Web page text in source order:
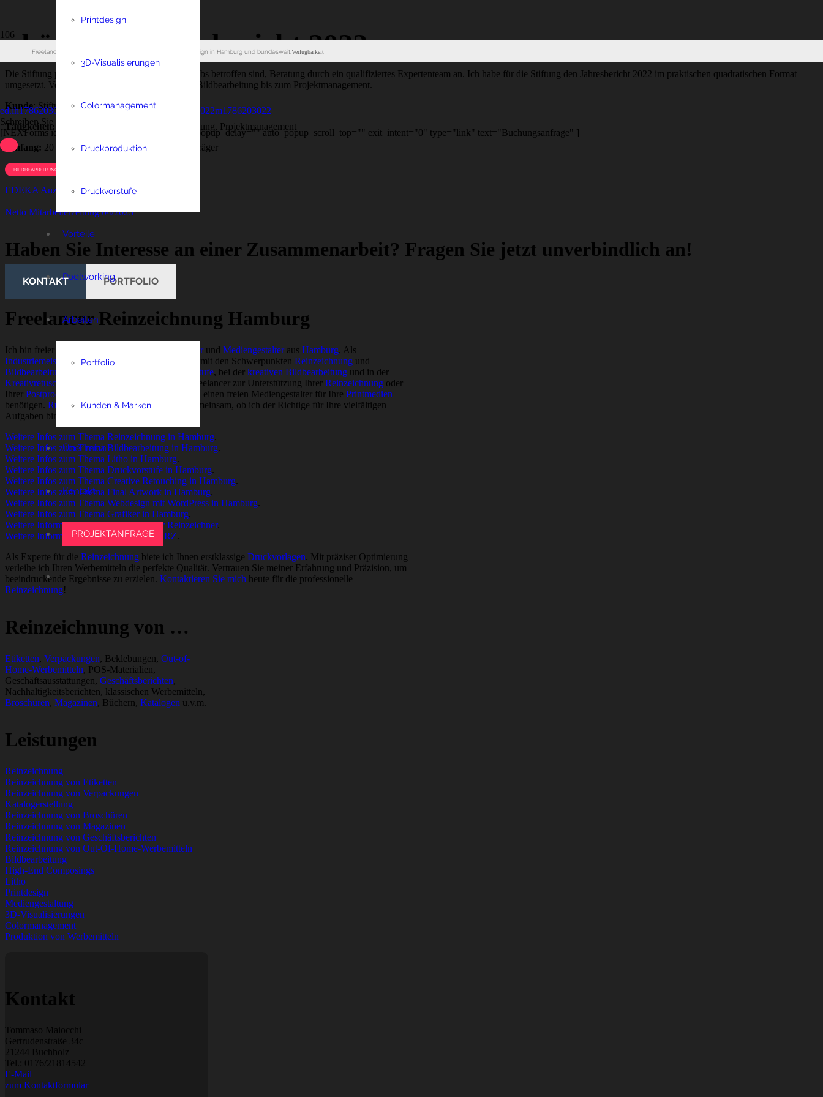
Freelancer für Reinzeichnung, Bildbearbeitung und Printdesign in Hamburg und bundesweit.Verfügbarkeit
Printdesign
3D-Visualisierungen
Colormanagement
Druckproduktion
Druckvorstufe
Vorteile
Poolworking
Arbeiten
Portfolio
Kunden & Marken
Über mich
Kontakt
PROJEKTANFRAGE
ed.ih1786203022 ccoia1786203022 m@nio 1786203022m1786203022
Schreiben Sie mir:
[NEXForms id="14" open_trigger="popup" auto_popup_delay="" auto_popup_scroll_top="" exit_intent="0" type="link" text="Buchungsanfrage" ]
phönikks Jahresbericht 2022
Die Stiftung phönikks bietet Familien, die von Krebs betroffen sind, Beratung durch ein qualifiziertes Expertenteam an. Ich habe für die Stiftung den Jahresbericht 2022 im praktischen quadratischen Format
umgesetzt. Vom Layout über Reinzeichnung und Bildbearbeitung bis zum Projektmanagement.
Kunde: Stiftung phönikks
Tätigkeiten: Layout, Reinzeichnung, Bildbearbeitung, Projektmanagement
Umfang: 20 Seiten + eingeklebter Überweisungsträger
BILDBEARBEITUNG
EDEKA Anzeige „Blau“
Netto Mitarbeiterzeitung 04/2023
Haben Sie Interesse an einer Zusammenarbeit? Fragen Sie jetzt unverbindlich an!
KONTAKT PORTFOLIO
Freelancer Reinzeichnung Hamburg
Ich bin freier Grafikerund Mediengestalteraus Hamburg. Als
Industriemeister
undausgebildeter Reprohersteller mit den Schwerpunkten Reinzeichnung und
Bildbearbeitung
Druckvorstufe, bei der kreativen Bildbearbeitung und in der
Kreativretusche
. Egal, ob Sie als Agentur einen Freelancer zur Unterstützung Ihrer Reinzeichnung oder
Ihrer Postproduction suchen oder als Unternehmen einen freien Mediengestalter für Ihre Printmedien
benötigen. Rufen Sie michan und wir schauen gemeinsam, ob ich der Richtige für Ihre vielfältigen
Aufgaben bin.
Weitere Infos zum Thema Reinzeichnung in Hamburg.
Weitere Infos zum Thema Bildbearbeitung in Hamburg.
Weitere Infos zum Thema Litho in Hamburg.
Weitere Infos zum Thema Druckvorstufe in Hamburg.
Weitere Infos zum Thema Creative Retouching in Hamburg.
Weitere Infos zum Thema Final Artwork in Hamburg.
Weitere Infos zum Thema Webdesign mit WordPress in Hamburg.
Weitere Infos zum Thema Grafiker in Hamburg.
Weitere Informationen zum Thema Freier Reinzeichner.
Weitere Informationen zum Thema Freie RZ.
Als Experte für die Reinzeichnung biete ich Ihnen erstklassige Druckvorlagen. Mit präziser Optimierung
verleihe ich Ihren Werbemitteln die perfekte Qualität. Vertrauen Sie meiner Erfahrung und Präzision, um
beeindruckende Ergebnisse zu erzielen. Kontaktieren Sie mich heute für die professionelle
Reinzeichnung!
Reinzeichnung von …
Etiketten, Verpackungen, Beklebungen, Out-of-
Home-Werbemitteln, POS-Materialien,
Geschäftsausstattungen, Geschäftsberichten,
Nachhaltigkeitsberichten, klassischen Werbemitteln,
Broschüren, Magazinen, Büchern, Katalogen u.v.m.
Leistungen
Reinzeichnung
Reinzeichnung von Etiketten
Reinzeichnung von Verpackungen
Katalogerstellung
Reinzeichnung von Broschüren
Reinzeichnung von Magazinen
Reinzeichnung von Geschäftsberichten
Reinzeichnung von Out-Of-Home-Werbemitteln
Bildbearbeitung
High-End Composings
Litho
Printdesign
Mediengestaltung
3D-Visualisierungen
Colormanagement
Produktion von Werbemitteln
Kontakt
Tommaso Maiocchi
Gertrudenstraße 34c
21244 Buchholz
Tel.: 0176/21814542
E-Mail
zum Kontaktformular